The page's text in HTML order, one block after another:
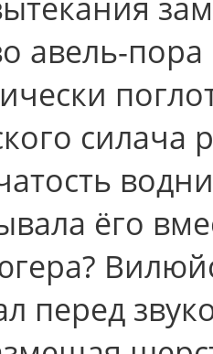
авель-
силача
ёго
перед